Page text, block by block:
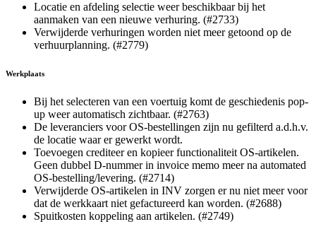
Locatie en afdeling selectie weer beschikbaar bij het
aanmaken van een nieuwe verhuring. (#2733)
Verwijderde verhuringen worden niet meer getoond op de
verhuurplanning. (#2779)
Werkplaats
Bij het selecteren van een voertuig komt de geschiedenis pop-
up weer automatisch zichtbaar. (#2763)
De leveranciers voor OS-bestellingen zijn nu gefilterd a.d.h.v.
de locatie waar er gewerkt wordt.
Toevoegen crediteer en kopieer functionaliteit OS-artikelen.
Geen dubbel D-nummer in invoice memo meer na automated
OS-bestelling/levering. (#2714)
Verwijderde OS-artikelen in INV zorgen er nu niet meer voor
dat de werkkaart niet gefactureerd kan worden. (#2688)
Spuitkosten koppeling aan artikelen. (#2749)